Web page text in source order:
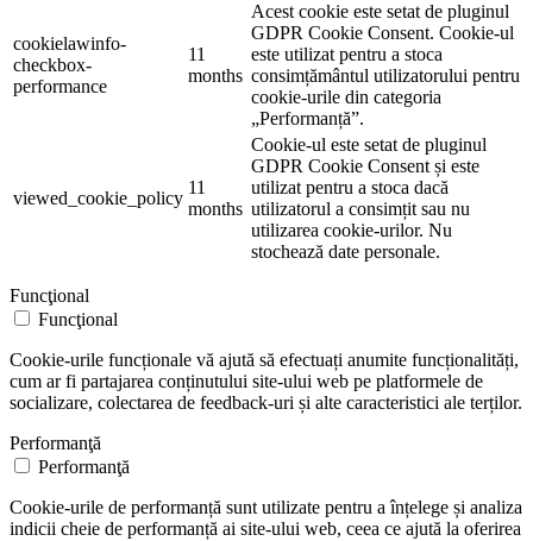
cookielawinfo-
checkbox-
performance
11
months
Acest cookie este setat de pluginul
GDPR Cookie Consent. Cookie-ul
este utilizat pentru a stoca
consimțământul utilizatorului pentru
cookie-urile din categoria
„Performanță”.
viewed_cookie_policy
11
months
Cookie-ul este setat de pluginul
GDPR Cookie Consent și este
utilizat pentru a stoca dacă
utilizatorul a consimțit sau nu
utilizarea cookie-urilor. Nu
stochează date personale.
Funcţional
Funcţional
Cookie-urile funcționale vă ajută să efectuați anumite funcționalități,
cum ar fi partajarea conținutului site-ului web pe platformele de
socializare, colectarea de feedback-uri și alte caracteristici ale terților.
Performanţă
Performanţă
Cookie-urile de performanță sunt utilizate pentru a înțelege și analiza
indicii cheie de performanță ai site-ului web, ceea ce ajută la oferirea